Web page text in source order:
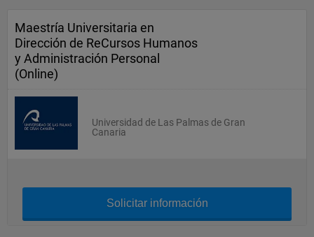
Maestría Universitaria en
Dirección de ReCursos Humanos
y Administración Personal
(Online)
Universidad de Las Palmas de Gran
Canaria
Solicitar información